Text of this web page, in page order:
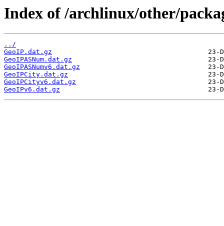
Index of /archlinux/other/
../
GeoIP.dat.gz
GeoIPASNum.dat.gz
GeoIPASNumv6.dat.gz
GeoIPCity.dat.gz
GeoIPCityv6.dat.gz
GeoIPv6.dat.gz